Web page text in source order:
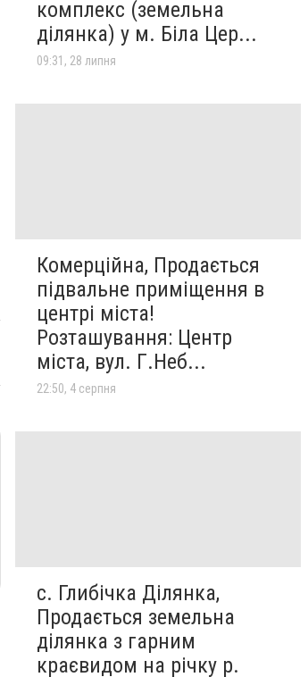
комплекс (земельна
ділянка) у м. Біла Цер...
09:31, 28 липня
Комерційна, Продається
підвальне приміщення в
центрі міста!
Розташування: Центр
міста, вул. Г.Неб...
22:50, 4 серпня
с. Глибічка Ділянка,
Продається земельна
ділянка з гарним
краєвидом на річку р.